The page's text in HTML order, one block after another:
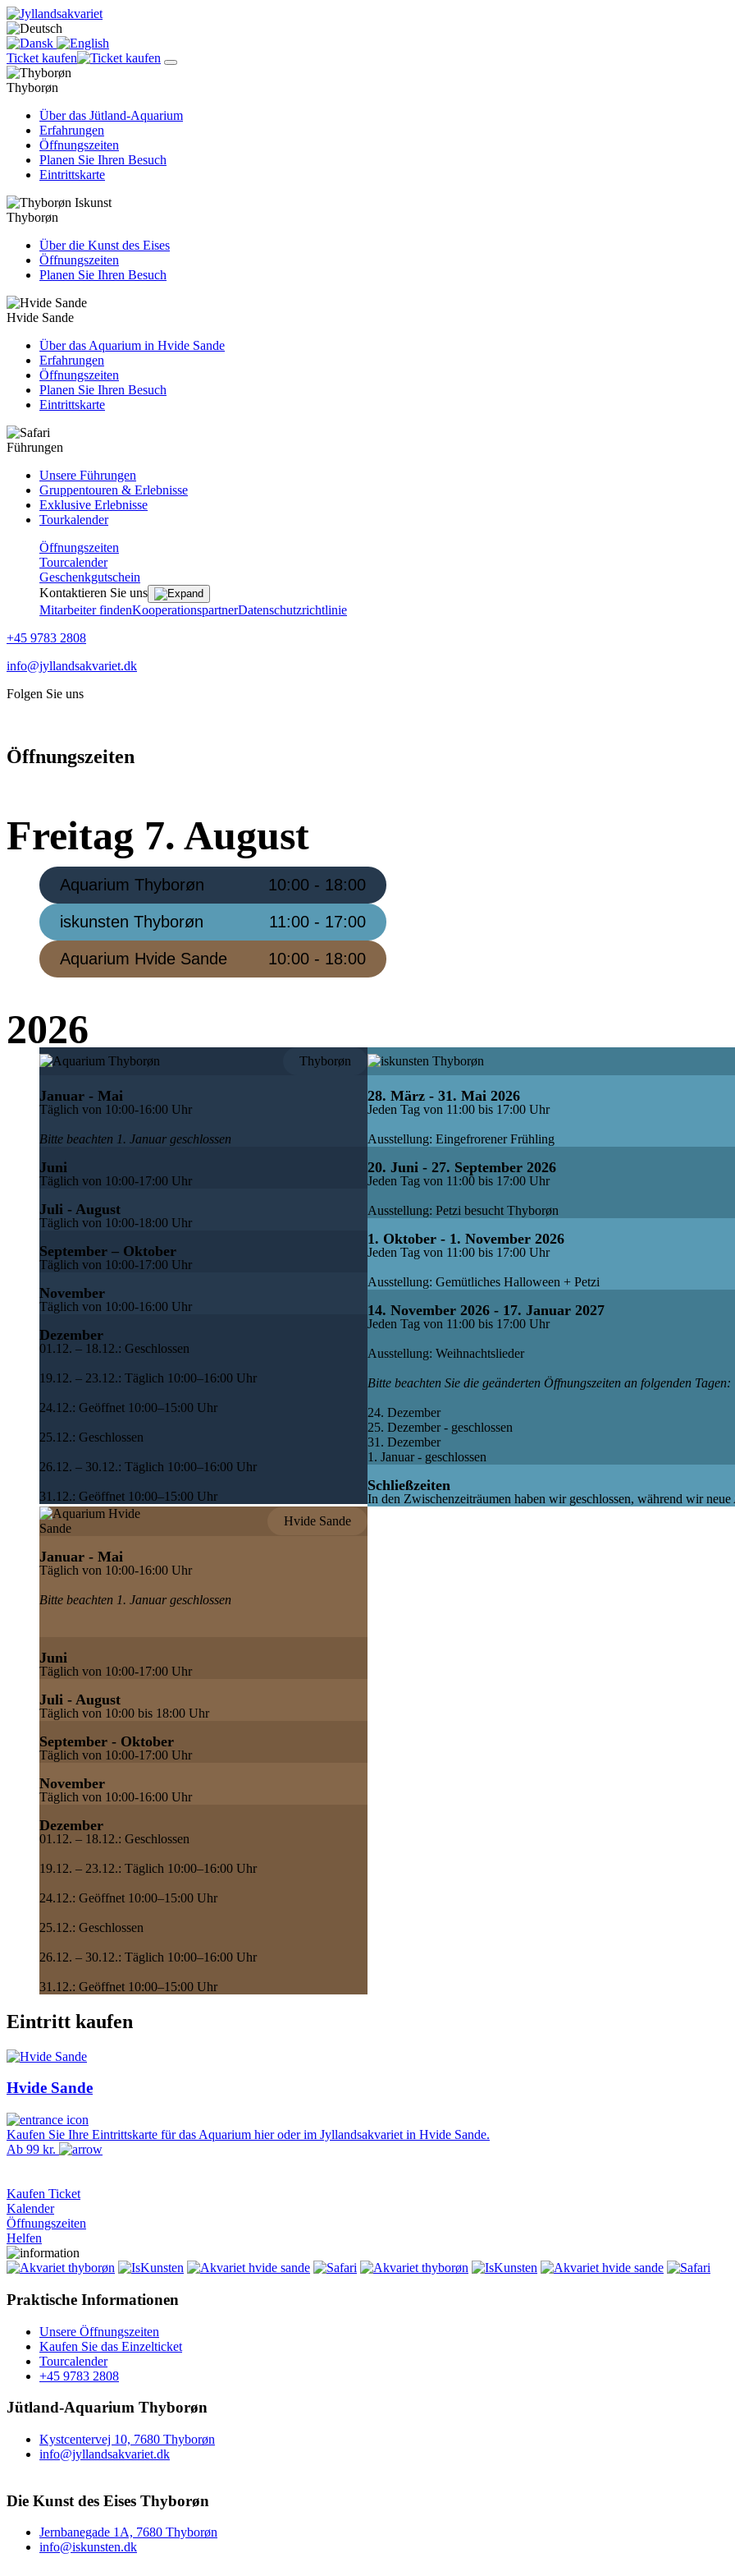
Ticket kaufen
Thyborøn
Über das Jütland-Aquarium
Erfahrungen
Öffnungszeiten
Planen Sie Ihren Besuch
Eintrittskarte
Thyborøn
Über die Kunst des Eises
Öffnungszeiten
Planen Sie Ihren Besuch
Hvide Sande
Über das Aquarium in Hvide Sande
Erfahrungen
Öffnungszeiten
Planen Sie Ihren Besuch
Eintrittskarte
Führungen
Unsere Führungen
Gruppentouren & Erlebnisse
Exklusive Erlebnisse
Tourkalender
Öffnungszeiten
Tourcalender
Geschenkgutschein
Kontaktieren Sie uns
Mitarbeiter findenKooperationspartnerDatenschutzrichtlinie
+45 9783 2808
info@jyllandsakvariet.dk
Folgen Sie uns
Öffnungszeiten
Freitag 7. August
Aquarium Thyborøn 10:00 - 18:00
iskunsten Thyborøn 11:00 - 17:00
Aquarium Hvide Sande 10:00 - 18:00
2026
Thyborøn
Januar - Mai
Täglich von 10:00-16:00 Uhr
Bitte beachten 1. Januar geschlossen
Juni
Täglich von 10:00-17:00 Uhr
Juli - August
Täglich von 10:00-18:00 Uhr
September – Oktober
Täglich von 10:00-17:00 Uhr
November
Täglich von 10:00-16:00 Uhr
Dezember
01.12. – 18.12.: Geschlossen
19.12. – 23.12.: Täglich 10:00–16:00 Uhr
24.12.: Geöffnet 10:00–15:00 Uhr
25.12.: Geschlossen
26.12. – 30.12.: Täglich 10:00–16:00 Uhr
31.12.: Geöffnet 10:00–15:00 Uhr
28. März - 31. Mai 2026
Jeden Tag von 11:00 bis 17:00 Uhr
Ausstellung: Eingefrorener Frühling
20. Juni - 27. September 2026
Jeden Tag von 11:00 bis 17:00 Uhr
Ausstellung: Petzi besucht Thyborøn
1. Oktober - 1. November 2026
Jeden Tag von 11:00 bis 17:00 Uhr
Ausstellung: Gemütliches Halloween + Petzi
14. November 2026 - 17. Januar 2027
Jeden Tag von 11:00 bis 17:00 Uhr
Ausstellung: Weihnachtslieder
Bitte beachten Sie die geänderten Öffnungszeiten an folgenden Tagen:
24. Dezember
25. Dezember - geschlossen
31. Dezember
1. Januar - geschlossen
Schließzeiten
In den Zwischenzeiträumen haben wir geschlossen, während wir
Hvide Sande
Januar - Mai
Täglich von 10:00-16:00 Uhr
Bitte beachten 1. Januar geschlossen
Juni
Täglich von 10:00-17:00 Uhr
Juli - August
Täglich von 10:00 bis 18:00 Uhr
September - Oktober
Täglich von 10:00-17:00 Uhr
November
Täglich von 10:00-16:00 Uhr
Dezember
01.12. – 18.12.: Geschlossen
19.12. – 23.12.: Täglich 10:00–16:00 Uhr
24.12.: Geöffnet 10:00–15:00 Uhr
25.12.: Geschlossen
26.12. – 30.12.: Täglich 10:00–16:00 Uhr
31.12.: Geöffnet 10:00–15:00 Uhr
Eintritt kaufen
Hvide Sande
Kaufen Sie Ihre Eintrittskarte für das Aquarium hier oder im Jyllandsakvariet in Hvide Sande.
Ab 99 kr.
Kaufen Ticket
Kalender
Öffnungszeiten
Helfen
Praktische Informationen
Unsere Öffnungszeiten
Kaufen Sie das Einzelticket
Tourcalender
+45 9783 2808
Jütland-Aquarium Thyborøn
Kystcentervej 10, 7680 Thyborøn
info@jyllandsakvariet.dk
Die Kunst des Eises Thyborøn
Jernbanegade 1A, 7680 Thyborøn
info@iskunsten.dk